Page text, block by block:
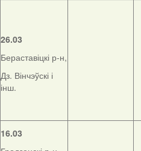
26.03
Бераставіцкі р-н,
Дз. Вінчэўскі і
інш.
16.03